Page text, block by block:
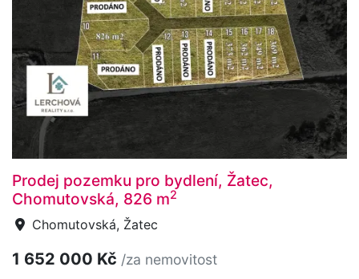
Prodej pozemku pro bydlení, Žatec,
Chomutovská, 826 m2
Chomutovská, Žatec
1 652 000 Kč /za nemovitost